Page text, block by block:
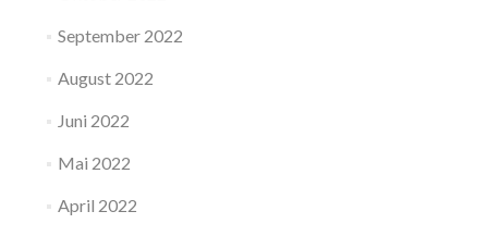
September 2022
August 2022
Juni 2022
Mai 2022
April 2022